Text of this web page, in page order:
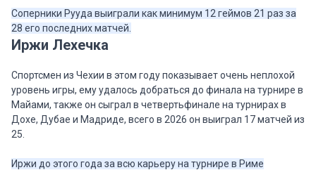
Соперники Рууда выиграли как минимум 12 геймов 21 раз за
28 его последних матчей.
Иржи Лехечка
Спортсмен из Чехии в этом году показывает очень неплохой
уровень игры, ему удалось добраться до финала на турнире в
Майами, также он сыграл в четвертьфинале на турнирах в
Дохе, Дубае и Мадриде, всего в 2026 он выиграл 17 матчей из
25.
Иржи до этого года за всю карьеру на турнире в Риме